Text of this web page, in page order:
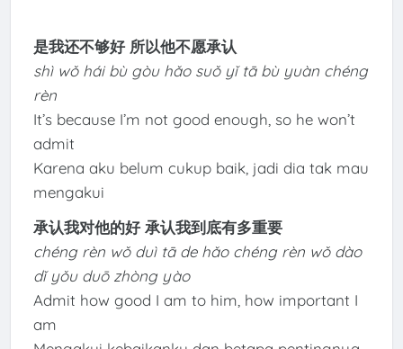
是我还不够好 所以他不愿承认
shì wǒ hái bù gòu hǎo suǒ yǐ tā bù yuàn chéng
rèn
It’s because I’m not good enough, so he won’t
admit
Karena aku belum cukup baik, jadi dia tak mau
mengakui
承认我对他的好 承认我到底有多重要
chéng rèn wǒ duì tā de hǎo chéng rèn wǒ dào
dǐ yǒu duō zhòng yào
Admit how good I am to him, how important I
am